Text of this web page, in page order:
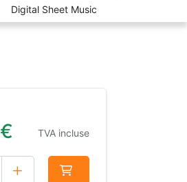
Digital Sheet Music
€ TVA incluse